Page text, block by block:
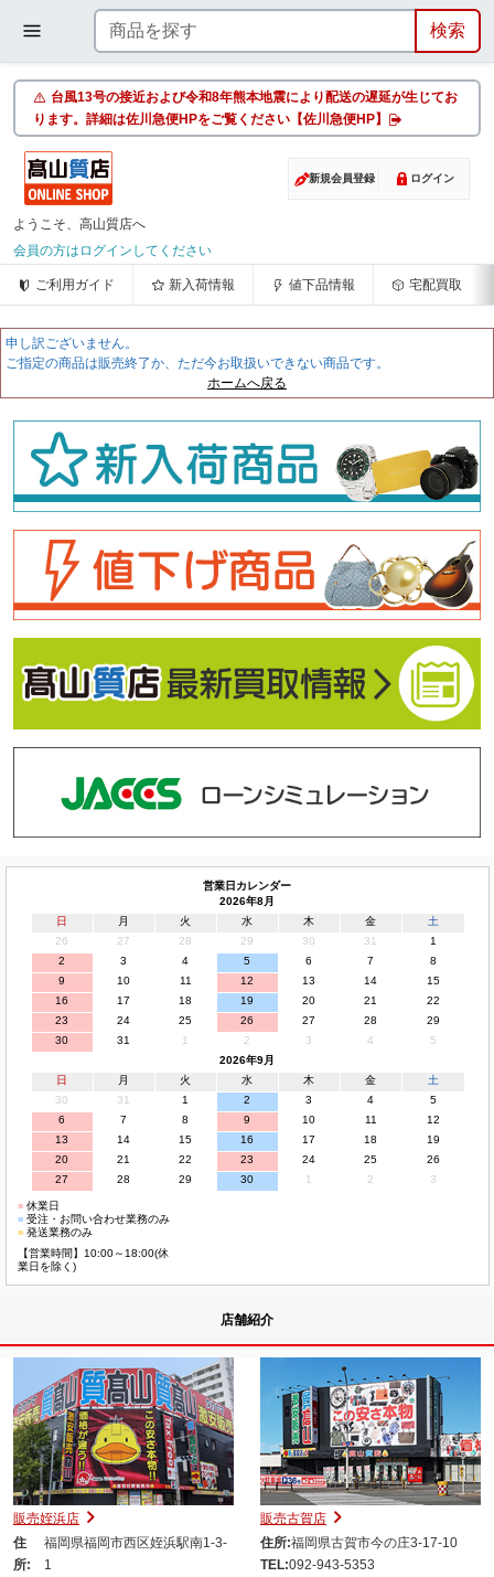
台風13号の接近および令和8年熊本地震により配送の遅延が生じてお
ります。詳細は佐川急便HPをご覧ください【佐川急便HP】
新規会員登録 ログイン
ようこそ、高山質店へ
会員の方はログインしてください
ご利用ガイド 新入荷情報 値下品情報 宅配買取
申し訳ございません。
ご指定の商品は販売終了か、ただ今お取扱いできない商品です。
ホームへ戻る
営業日カレンダー
2026年8月
日
月 火 水 木 金
土
26
27 28 29 30 31
1
2
3 4 5 6 7
8
9
10 11 12 13 14
15
16
17 18 19 20 21
22
23
24 25 26 27 28
29
30
31 1 2 3 4
5
2026年9月
日
月 火 水 木 金
土
30
31 1 2 3 4
5
6
7 8 9 10 11
12
13
14 15 16 17 18
19
20
21 22 23 24 25
26
27
28 29 30 1 2 3
■休業日
■受注・お問い合わせ業務のみ
■発送業務のみ
【営業時間】10:00～18:00(休
業日を除く)
店舗紹介
販売姪浜店
住
所:
福岡県福岡市西区姪浜駅南1-3-
1
販売古賀店
住所:福岡県古賀市今の庄3-17-10
TEL:092-943-5353